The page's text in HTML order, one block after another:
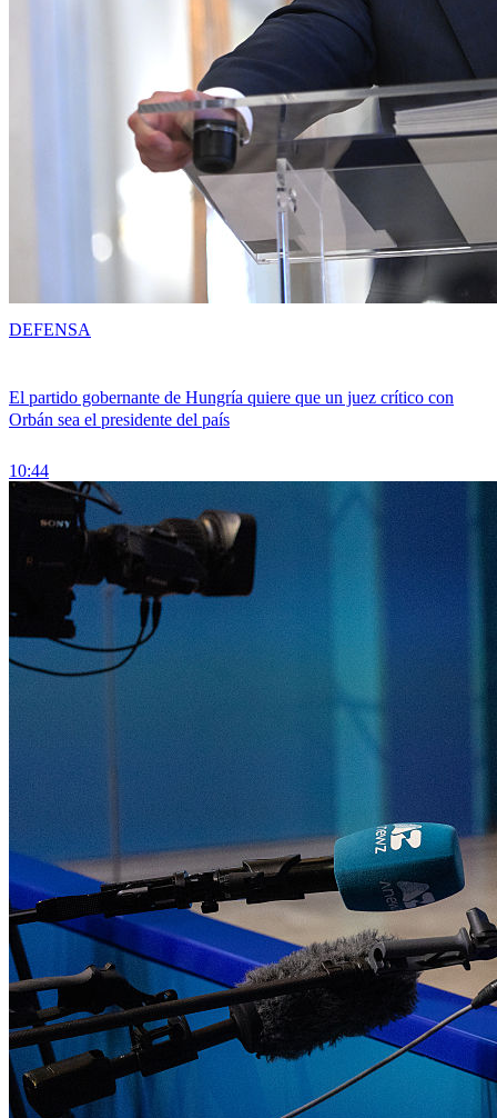
El partido gobernante de Hungría quiere que un juez crítico con
Orbán sea el presidente del país
10:44
DEFENSA